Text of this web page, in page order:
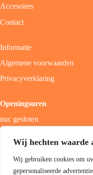
Wij hechten waarde
Wij gebruiken cookies om
gepersonaliseerde
Accesoires
Contact
Informatie
Algemene voorwaarden
Privacyverklaring
Openingsuren
ma: gesloten
zon; gesloten